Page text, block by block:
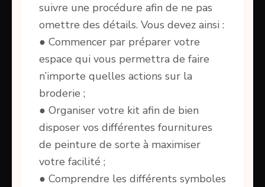
suivre une procédure afin de ne pas
omettre des détails. Vous devez ainsi :
● Commencer par préparer votre
espace qui vous permettra de faire
n’importe quelles actions sur la
broderie ;
● Organiser votre kit afin de bien
disposer vos différentes fournitures
de peinture de sorte à maximiser
votre facilité ;
● Comprendre les différents symboles